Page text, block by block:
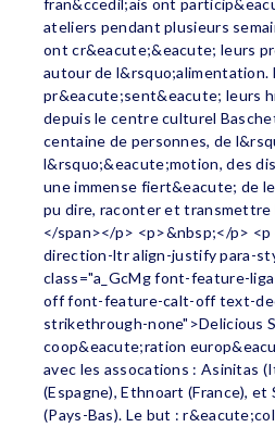
fran&ccedil;ais ont
ateliers pendant plusieurs
ont cr&eacute;&eacute; leurs
autour de l&rsquo;alimentation.
pr&eacute;sent&eacute; leurs
depuis le centre culturel
centaine de personnes, de
l&rsquo;&eacute;motion, des
une immense fiert&eacute; de
pu dire, raconter et
</span></p> <p>&nbsp;</p> <p
direction-ltr align-justify para-
class="a_GcMg font-feature-
off font-feature-calt-off text-
strikethrough-none">Delicious
coop&eacute;ration
avec les assocations : Asinitas
(Espagne), Ethnoart (France),
(Pays-Bas). Le but :